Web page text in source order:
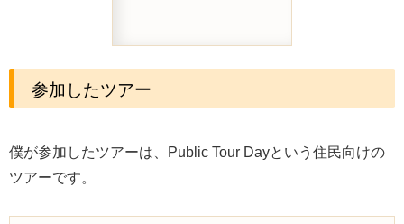
参加したツアー
僕が参加したツアーは、Public Tour Dayという住民向けの
ツアーです。